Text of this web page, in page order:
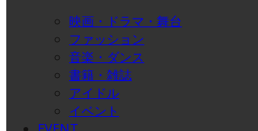
映画・ドラマ・舞台
ファッション
音楽・ダンス
書籍・雑誌
アイドル
イベント